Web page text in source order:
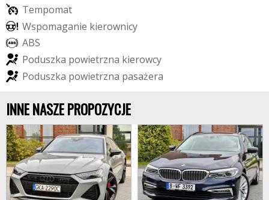
Tempomat
Wspomaganie kierownicy
ABS
Poduszka powietrzna kierowcy
Poduszka powietrzna pasażera
INNE NASZE PROPOZYCJE